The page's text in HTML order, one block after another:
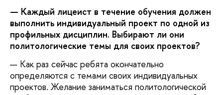
— Каждый лицеист в течение обучения должен
выполнить индивидуальный проект по одной из
профильных дисциплин. Выбирают ли они
политологические темы для своих проектов?
— Как раз сейчас ребята окончательно
определяются с темами своих индивидуальных
проектов. Желание заниматься политологической